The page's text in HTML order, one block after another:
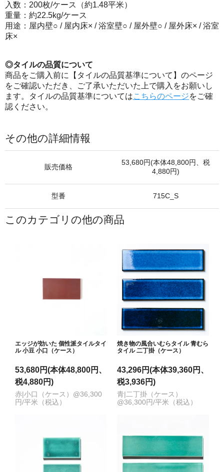
入数：200枚/ケース（約1.48平米）
重量：約22.5kg/ケース
用途：屋内壁○ / 屋内床× / 浴室壁○ / 屋外壁○ / 屋外床× / 浴室
床×
◎タイルの品質について
商品をご購入前に【タイルの品質基準について】のページ
をご確認いただき、ご了承いただいた上で購入をお願いし
ます。タイルの品質基準についてはこちらのページをご確
認ください。
その他の詳細情報
販売価格
53,680円(本体48,800円、税
4,880円)
型番 715C_S
このカテゴリの他の商品
エッジが効いた 個性派タイルタイ
ル 小豆 小口（ケース）
53,680円(本体48,800円、
税4,880円)
赤|小口（ケース）@36,300
円/平米（税込）
焼き物の風合いむらタイル 青むら
タイル 二丁掛（ケース）
43,296円(本体39,360円、
税3,936円)
青|二丁掛（ケース）
@36,300円/平米（税込）